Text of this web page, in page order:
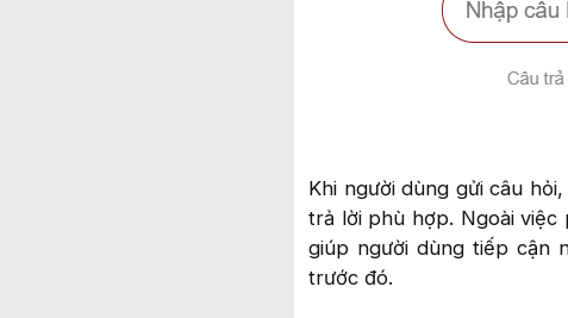
Khi người dùng gửi câu
trả lời phù hợp. Ngoài
giúp người dùng tiếp cận
trước đó.